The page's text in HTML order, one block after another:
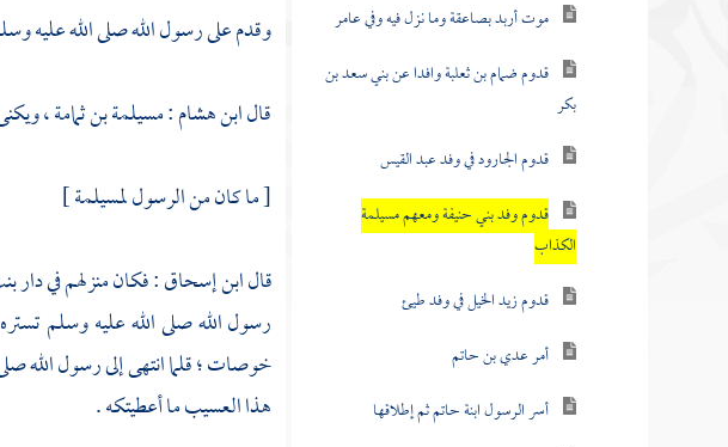
موت أربد بصاعقة وما نزل فيه وفي عامر
قدوم ضمام بن ثعلبة وافدا عن بني سعد بن
بكر
قدوم الجارود في وفد عبد القيس
قدوم وفد بني حنيفة ومعهم مسيلمة
الكذاب
قدوم زيد الخيل في وفد طيئ
أمر عدي بن حاتم
أسر الرسول ابنة حاتم ثم إطلاقها
وقدم على رسول الله صلى الله عليه
قالابن هشام: مسيلمة بن ثمامة ،
[ ما كان من الرسول لمسيلمة ]
قالابن إسحاق: فكان منزلهم فيدار
رسول الله صلى الله عليه وسلم
خوصات ؛ قلما انتهى إلى رسول الله
هذا العسيب ما أعطيتكه .